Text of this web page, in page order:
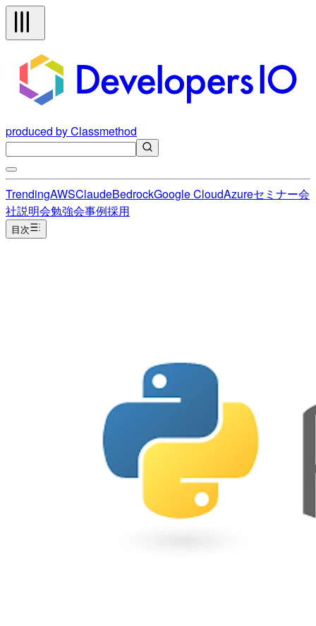
produced by Classmethod
TrendingAWSClaudeBedrockGoogle CloudAzureセミナー会
社説明会勉強会事例採用
目次